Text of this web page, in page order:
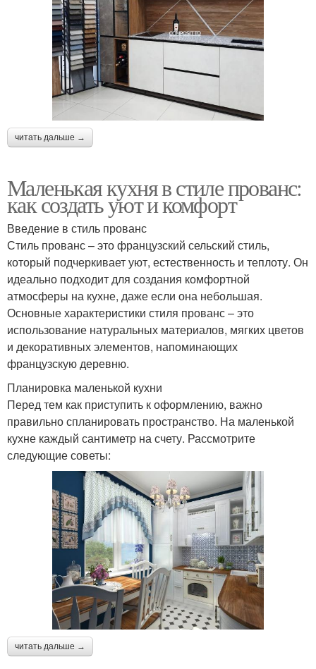
читать дальше →
Маленькая кухня в стиле прованс:
как создать уют и комфорт
Введение в стиль прованс
Стиль прованс – это французский сельский стиль,
который подчеркивает уют, естественность и теплоту. Он
идеально подходит для создания комфортной
атмосферы на кухне, даже если она небольшая.
Основные характеристики стиля прованс – это
использование натуральных материалов, мягких цветов
и декоративных элементов, напоминающих
французскую деревню.
Планировка маленькой кухни
Перед тем как приступить к оформлению, важно
правильно спланировать пространство. На маленькой
кухне каждый сантиметр на счету. Рассмотрите
следующие советы:
читать дальше →